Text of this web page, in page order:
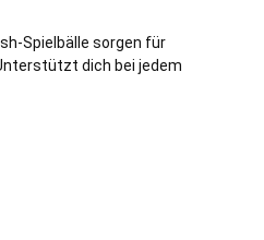
Spielbälle sorgen für
dich bei jedem